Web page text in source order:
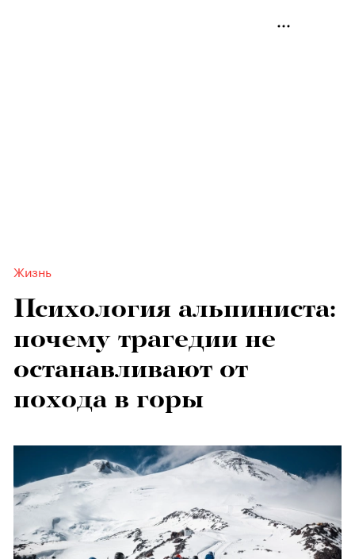
Жизнь
Психология альпиниста:
почему трагедии не
останавливают от
похода в горы